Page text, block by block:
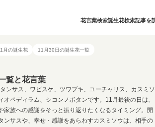
花言葉検索誕生花検索記事を
月の誕生花 11月30日の誕生花一覧
覧と花言葉
ンサス、ワビスケ、ツワブキ、ユーチャリス、カスミソ
オペディラム、シコンノボタンです。11月最後の日は、
家族への感謝をそっと振り返りたくなるタイミング。開
ンサスや、幸せ・感謝をあらわすカスミソウは、相手の